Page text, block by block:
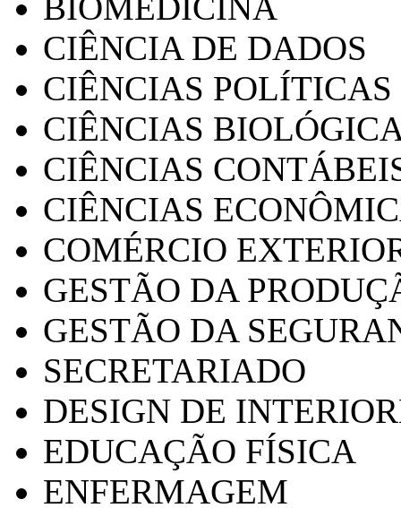
CIÊNCIA DE DADOS
CIÊNCIAS POLÍTICAS
CIÊNCIAS
CIÊNCIAS
CIÊNCIAS
COMÉRCIO
GESTÃO DA
GESTÃO DA
SECRETARIADO
DESIGN DE
EDUCAÇÃO FÍSICA
ENFERMAGEM